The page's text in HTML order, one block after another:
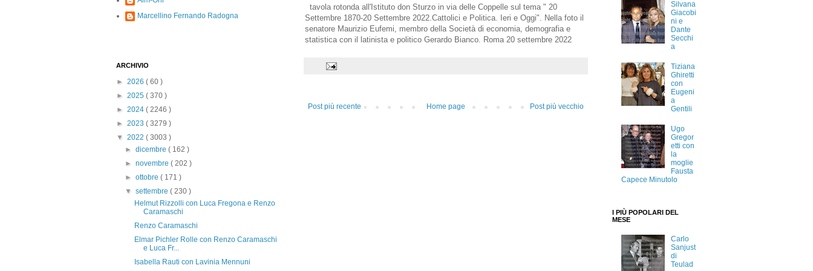
tavola rotonda all'Istituto don Sturzo in via delle Coppelle sul tema " 20
Settembre 1870-20 Settembre 2022.Cattolici e Politica. Ieri e Oggi". Nella foto il
senatore Maurizio Eufemi, membro della Società di economia, demografia e
statistica con il latinista e politico Gerardo Bianco. Roma 20 settembre 2022
Post più recente Post più vecchio
Home page
Marcellino Fernando Radogna
ARCHIVIO
► 2026 ( 60 )
► 2025 ( 370 )
► 2024 ( 2246 )
► 2023 ( 3279 )
▼ 2022 ( 3003 )
►dicembre( 162 )
►novembre( 202 )
►ottobre( 171 )
▼settembre( 230 )
Helmut Rizzolli con Luca Fregona e Renzo
Caramaschi
Renzo Caramaschi
Elmar Pichler Rolle con Renzo Caramaschi
e Luca Fr...
Isabella Rauti con Lavinia Mennuni
Silvana
Giacobi
ni e
Dante
Secchi
a
Tiziana
Ghiretti
con
Eugeni
a
Gentili
Ugo
Gregor
etti con
la
moglie
Fausta
Capece Minutolo
I PIÙ POPOLARI DEL
MESE
Carlo
Sanjust
di
Teulad